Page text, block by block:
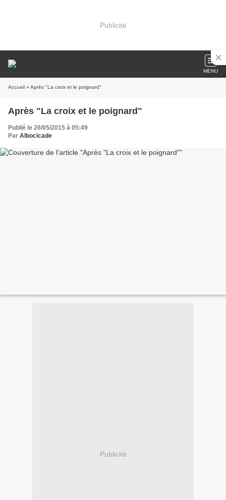
Publicité
MENU
Accueil » Après "La croix et le poignard"
Après "La croix et le poignard"
Publié le 26/05/2015 à 05:49
Par Albocicade
Publicité